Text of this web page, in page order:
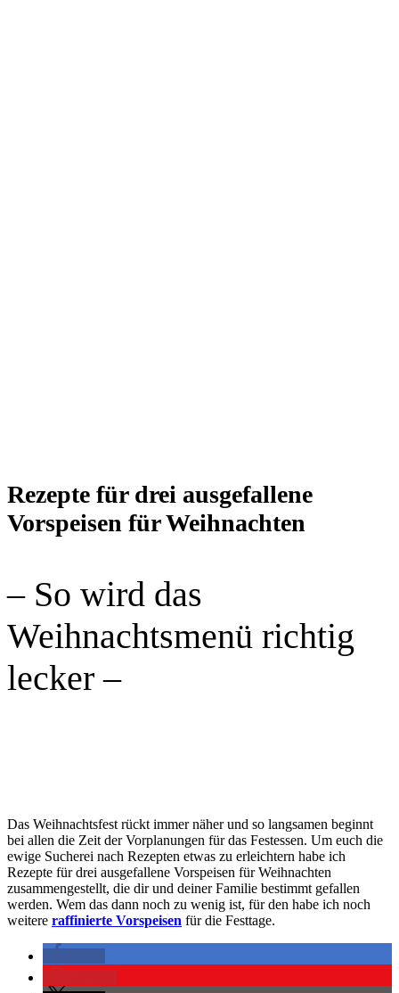
Rezepte für drei ausgefallene
Vorspeisen für Weihnachten
– So wird das
Weihnachtsmenü richtig
lecker –
Das Weihnachtsfest rückt immer näher und so langsamen beginnt
bei allen die Zeit der Vorplanungen für das Festessen. Um euch die
ewige Sucherei nach Rezepten etwas zu erleichtern habe ich
Rezepte für drei ausgefallene Vorspeisen für Weihnachten
zusammengestellt, die dir und deiner Familie bestimmt gefallen
werden. Wem das dann noch zu wenig ist, für den habe ich noch
weitere raffinierte Vorspeisen für die Festtage.